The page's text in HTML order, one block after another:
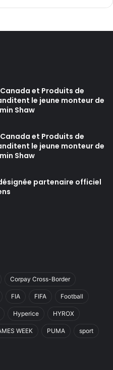
et Produits de
le jeune monteur de
Shaw
et Produits de
le jeune monteur de
Shaw
partenaire officiel
Corpay Cross-Border
FIA FIFA Football
Hyperice HYROX
WEEK PUMA sport